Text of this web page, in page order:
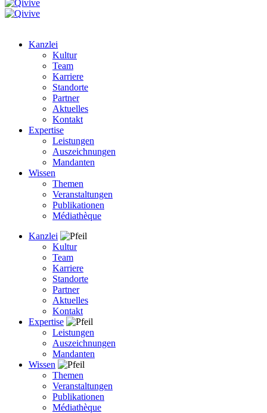
Kanzlei
Kultur
Team
Karriere
Standorte
Partner
Aktuelles
Kontakt
Expertise
Leistungen
Auszeichnungen
Mandanten
Wissen
Themen
Veranstaltungen
Publikationen
Médiathèque
Kanzlei
Kultur
Team
Karriere
Standorte
Partner
Aktuelles
Kontakt
Expertise
Leistungen
Auszeichnungen
Mandanten
Wissen
Themen
Veranstaltungen
Publikationen
Médiathèque